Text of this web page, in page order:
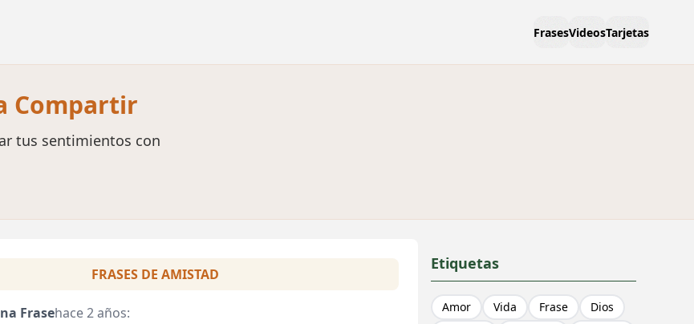
FrasesVideosTarjetas
Compartir
tus sentimientos con
FRASES DE AMISTAD
Frasehace 2 años:
Etiquetas
Amor Vida Frase
Dios